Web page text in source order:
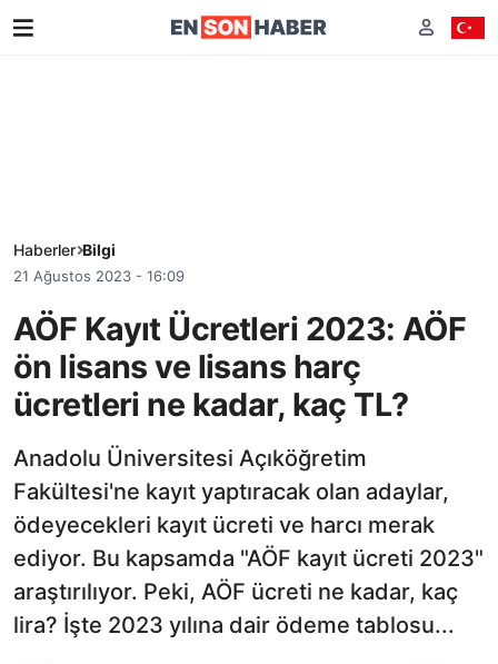
Haberler Bilgi
21 Ağustos 2023 - 16:09
AÖF Kayıt Ücretleri 2023: AÖF
ön lisans ve lisans harç
ücretleri ne kadar, kaç TL?
Anadolu Üniversitesi Açıköğretim
Fakültesi'ne kayıt yaptıracak olan adaylar,
ödeyecekleri kayıt ücreti ve harcı merak
ediyor. Bu kapsamda "AÖF kayıt ücreti 2023"
araştırılıyor. Peki, AÖF ücreti ne kadar, kaç
lira? İşte 2023 yılına dair ödeme tablosu...